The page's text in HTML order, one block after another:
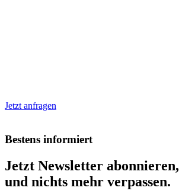
Jetzt anfragen
Bestens informiert
Jetzt Newsletter abonnieren,
und nichts mehr verpassen.